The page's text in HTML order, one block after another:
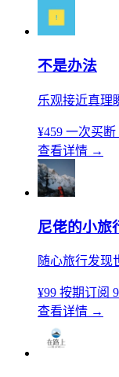
不是办法
乐观接近真理
¥459 一次买断
查看详情 →
尼佬的小旅
随心旅行发现
¥99 按期订阅
查看详情 →